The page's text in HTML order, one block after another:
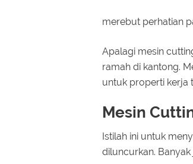
merebut perhatian
Apalagi mesin
ramah di kantong.
untuk properti kerja
Mesin
Istilah ini untuk
diluncurkan.